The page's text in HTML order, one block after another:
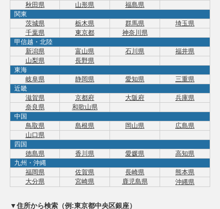
秋田県
山形県
福島県
関東
茨城県
栃木県 群馬県
埼玉県
千葉県
東京都
神奈川県
甲信越・北陸
新潟県
富山県 石川県
福井県
山梨県
長野県
東海
岐阜県
静岡県 愛知県
三重県
近畿
滋賀県
京都府 大阪府
兵庫県
奈良県
和歌山県
中国
鳥取県
島根県 岡山県
広島県
山口県
四国
徳島県
香川県 愛媛県
高知県
九州・沖縄
福岡県
佐賀県 長崎県
熊本県
大分県
宮崎県 鹿児島県 沖縄県
▼住所から検索（例:東京都中央区銀座）